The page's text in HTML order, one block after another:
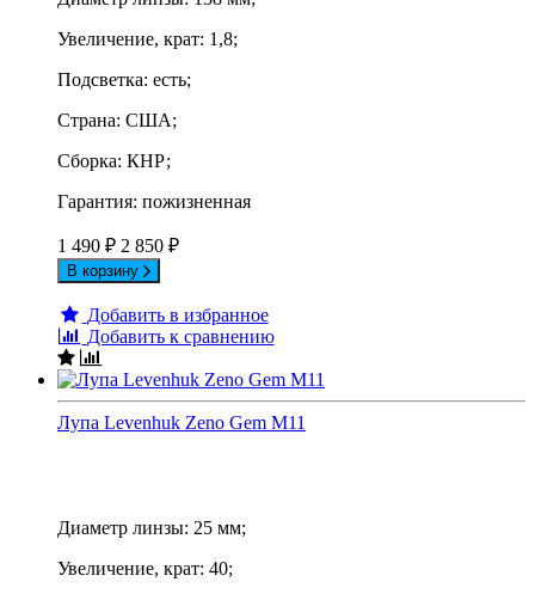
Увеличение, крат: 1,8;
Подсветка: есть;
Страна: США;
Сборка: КНР;
Гарантия: пожизненная
1 490 ₽ 2 850 ₽
В корзину
Добавить в избранное
Добавить к сравнению
Лупа Levenhuk Zeno Gem M11
Диаметр линзы: 25 мм;
Увеличение, крат: 40;